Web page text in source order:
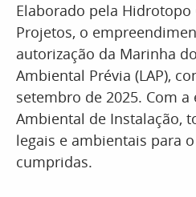
Elaborado pela
Projetos, o
autorização da Marinha
Ambiental Prévia (LAP),
setembro de 2025. Com a
Ambiental de Instalação,
legais e ambientais para
cumpridas.